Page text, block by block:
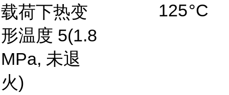
载荷下热变
形温度 5(1.8
MPa, 未退
火)
125°C